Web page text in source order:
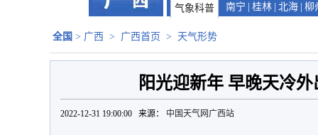
气象科普
南宁 桂林 北海 柳
全国 > 广西 > 广西首页 > 天气形势
阳光迎新年 早晚天冷
2022-12-31 19:00:00 来源： 中国天气网广西站